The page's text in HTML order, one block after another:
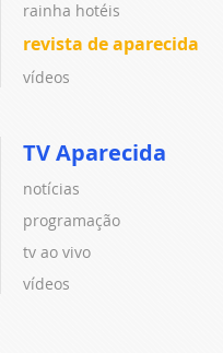
rainha hotéis
revista de aparecida
vídeos
TV Aparecida
notícias
programação
tv ao vivo
vídeos